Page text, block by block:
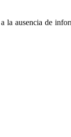
la ausencia de